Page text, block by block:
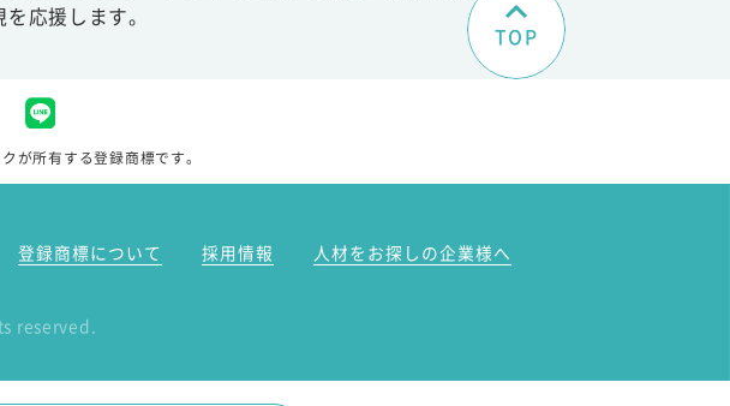
応援します。
TOP
が所有する登録商標です。
登録商標について 採用情報
人材をお探しの企業様へ
reserved.